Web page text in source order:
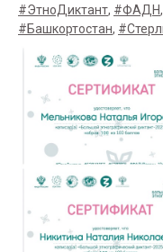
#ЭтноДиктант, #ФАДН,
#Башкортостан,